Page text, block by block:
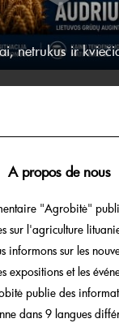
netrukus ir
A propos de nous
"Agrobitė"
sur l'agriculture
informons sur les
expositions et les
publie des
dans 9 langues